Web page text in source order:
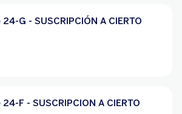
G - SUSCRIPCIÓN A CIERTO
F - SUSCRIPCION A CIERTO